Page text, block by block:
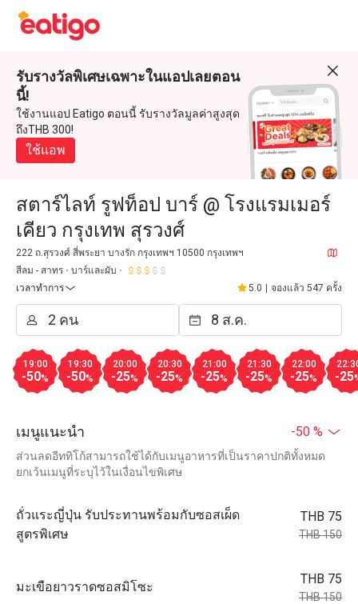
รับรางวัลพิเศษเฉพาะในแอปเลยตอน
นี้!
ใช้งานแอป Eatigo ตอนนี้ รับรางวัลมูลค่าสูงสุด
ถึงTHB 300!
ใช้แอพ
สตาร์ไลท์ รูฟท็อป บาร์ @ โรงแรมเมอร์
เคียว กรุงเทพ สุรวงศ์
222 ถ.สุรวงศ์ สี่พระยา บางรัก กรุงเทพฯ 10500 กรุงเทพฯ
สีลม - สาทร
บาร์และผับ
เวลาทำการ
5.0 จองแล้ว 547 ครั้ง
19:00
-50%
19:30
-50%
20:00
-25%
20:30
-25%
21:00
-25%
21:30
-25%
22:00
-25% -25
เมนูแนะนำ -50 %
ส่วนลดอีททิโก้สามารถใช้ได้กับเมนูอาหารที่เป็นราคาปกติทั้งหมด
ยกเว้นเมนูที่ระบุไว้ในเงื่อนไขพิเศษ
ถั่วแระญี่ปุ่น รับประทานพร้อมกับซอสเผ็ด
สูตรพิเศษ
THB 75
THB 150
มะเขือยาวราดซอสมิโซะ
THB 75
THB 150